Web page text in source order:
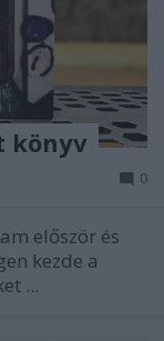
könyv
0
először és
kezde a
...